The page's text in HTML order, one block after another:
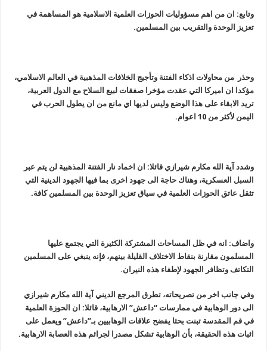
وتابع: ان من اهم مسؤولیات الحوزات العلمیة الاسلامیة هو المساهمة في
تعزیز الوحدة والتقریب بین المسلمین.
وحذر من محاولات اذکاء الفتنة وتأجیج الخلافات المذهبیة في العالم الاسلامي،
مؤکدا ان اميرکا التي عقدت مؤخرا صفقات لبیع السلاح مع الدول العربیة،
ترید الابقاء علی هذا الوضع ولیس لدیها اي مانع من ان یطول الحرب في
الیمن لأکثر من 10 اعوام.
وشدد آیة الله مکارم شیرازي قائلا: ان اخماد نار الفتنة المذهبیة لن یتم عبر
السبل العسکریة، وهناك حاجة الی جهود اخری بما فیها الجهود الدینیة التي
تثقل عاتق الحوزات العلمیة في سیاق تعزیز الوحدة بین المسلمین کافة.
واضاف: انه في ظل المساحات المشترکة الکثیرة التي یجتمع علیها
المسلمون مقارنة بنقاط الاختلاف القلیلة بینهم، فإنه ینبغي علی المسلمین
التکاتف وتظافر الجهود لإطفاء هذه النیران.
وفي جانب اخر من تصریحاته، تطرق المرجع الدیني آية الله مكارم شيرازي
الی دور الوهابیة في ممارسات “داعش” الارهابیة، قائلا: ان الحوزة العلمیة
في قم المقدسة تبنت بحثا یفضح علاقات الوهابیین بـ”داعش” ویعمل علی
اثبات هذه الحقیقة، بأن الوهابیة تشکل مصدرا لجرائم هذه العصابة الارهابیة.